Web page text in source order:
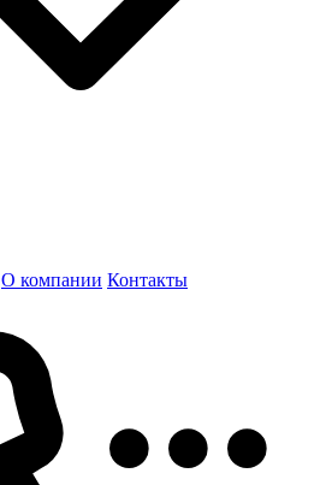
О компании Контакты